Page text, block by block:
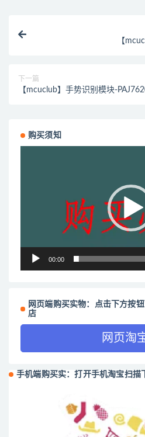
【
下一篇
【mcuclub】手势识别模块-
购买须知
00:00
网页端购买实物：点击下方按
店
网页淘
手机端购买实：打开手机淘宝扫描